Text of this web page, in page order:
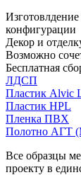
конфигурации
Декор и
Возможно
Бесплатная
ЛДСП
Пластик Alvic
Пластик HPL
Пленка ПВХ
Полотно АГТ
Все образцы
проекту в